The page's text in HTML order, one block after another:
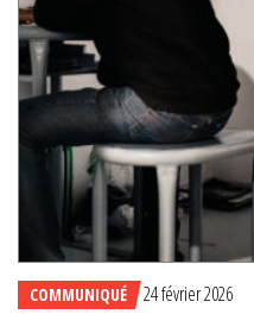
COMMUNIQUÉ 24 février 2026